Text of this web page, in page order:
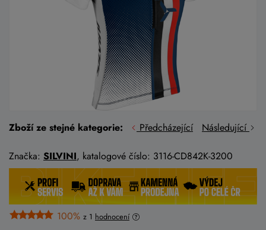
Zboží ze stejné kategorie: Předcházející Následující
Značka: SILVINI, katalogové číslo: 3116-CD842K-3200
100% z 1 hodnocení